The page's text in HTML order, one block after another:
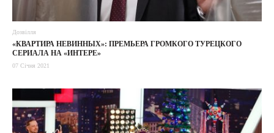
Дозвілля
«КВАРТИРА НЕВИННЫХ»: ПРЕМЬЕРА ГРОМКОГО ТУРЕЦКОГО
СЕРИАЛА НА «ИНТЕРЕ»
07 Січня 2021